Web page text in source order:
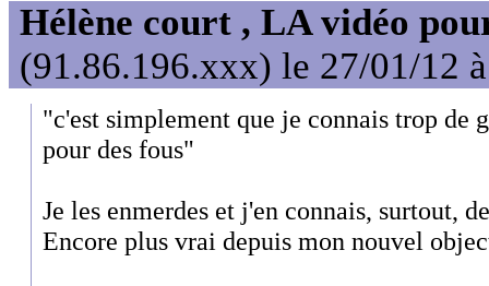
Hélène court , LA vidéo
(91.86.196.xxx) le 27/01/12
"c'est simplement que je connais trop de
pour des fous"
Je les enmerdes et j'en connais, surtout,
Encore plus vrai depuis mon nouvel